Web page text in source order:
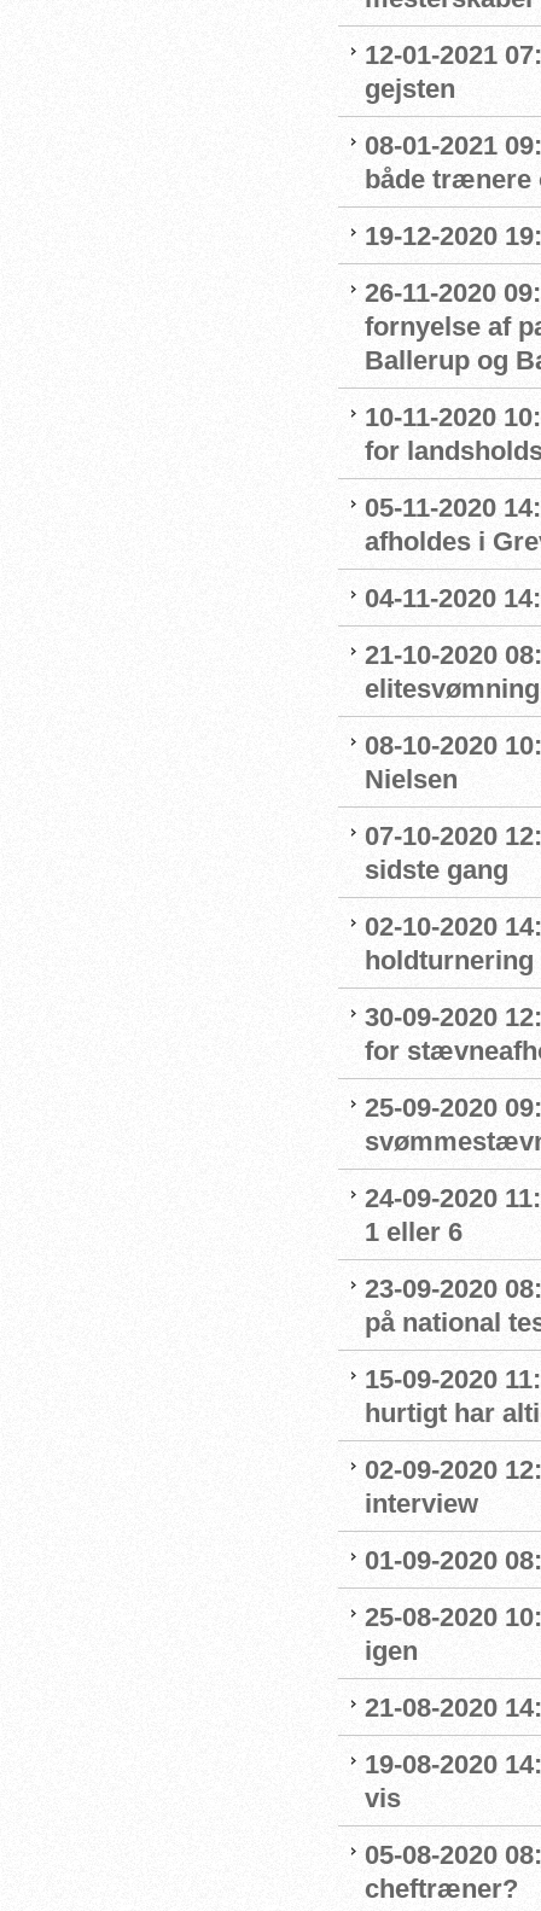
12-01-2021
gejsten
08-01-2021
både
19-12-2020
26-11-2020
fornyelse af
Ballerup og
10-11-2020
for
05-11-2020
afholdes i
04-11-2020
21-10-2020
08-10-2020
Nielsen
07-10-2020
sidste gang
02-10-2020
holdturnering
30-09-2020
for
25-09-2020
24-09-2020
1 eller 6
23-09-2020
på national
15-09-2020
hurtigt har
02-09-2020
interview
01-09-2020
25-08-2020
igen
21-08-2020
19-08-2020
vis
05-08-2020
cheftræner?